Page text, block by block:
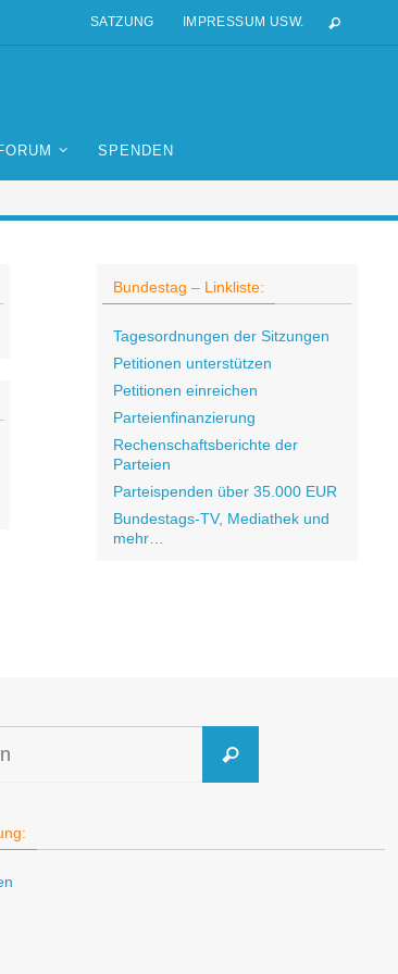
SATZUNG IMPRESSUM USW.
SPENDEN
Bundestag – Linkliste:
Tagesordnungen der Sitzungen
Petitionen unterstützen
Petitionen einreichen
Parteienfinanzierung
Rechenschaftsberichte der
Parteien
Parteispenden über 35.000 EUR
Bundestags-TV, Mediathek und
mehr…
Suchen